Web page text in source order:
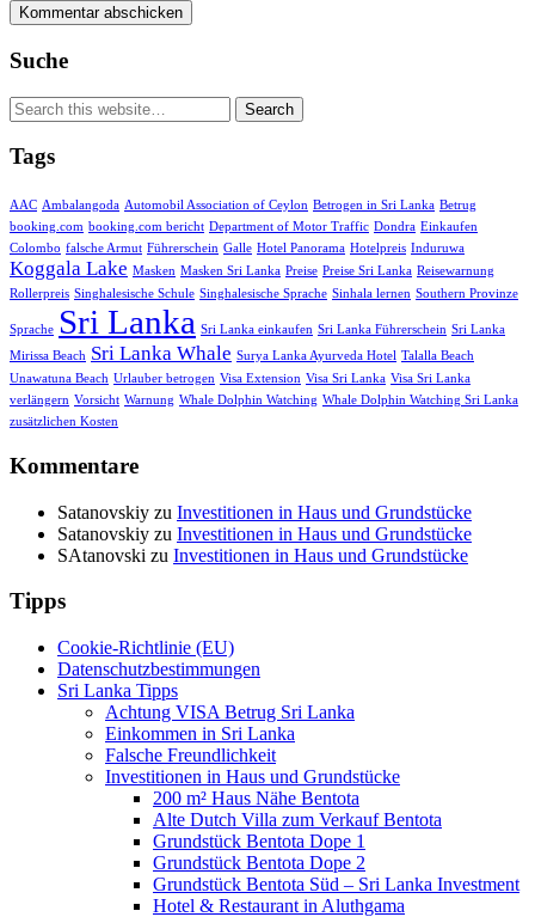
Suche
Tags
AAC Ambalangoda Automobil Association of Ceylon Betrogen in Sri Lanka Betrug
booking.com booking.com bericht Department of Motor Traffic Dondra Einkaufen
Colombo falsche Armut Führerschein Galle Hotel Panorama Hotelpreis Induruwa
Koggala Lake Masken Masken Sri Lanka Preise Preise Sri Lanka Reisewarnung
Rollerpreis Singhalesische Schule Singhalesische Sprache Sinhala lernen Southern Provinze
Sprache Sri Lanka Sri Lanka einkaufen Sri Lanka Führerschein Sri Lanka
Mirissa Beach Sri Lanka Whale Surya Lanka Ayurveda Hotel Talalla Beach
Unawatuna Beach Urlauber betrogen Visa Extension Visa Sri Lanka Visa Sri Lanka
verlängern Vorsicht Warnung Whale Dolphin Watching Whale Dolphin Watching Sri Lanka
zusätzlichen Kosten
Kommentare
Satanovskiy zu Investitionen in Haus und Grundstücke
Satanovskiy zu Investitionen in Haus und Grundstücke
SAtanovski zu Investitionen in Haus und Grundstücke
Tipps
Cookie-Richtlinie (EU)
Datenschutzbestimmungen
Sri Lanka Tipps
Achtung VISA Betrug Sri Lanka
Einkommen in Sri Lanka
Falsche Freundlichkeit
Investitionen in Haus und Grundstücke
200 m² Haus Nähe Bentota
Alte Dutch Villa zum Verkauf Bentota
Grundstück Bentota Dope 1
Grundstück Bentota Dope 2
Grundstück Bentota Süd – Sri Lanka Investment
Hotel & Restaurant in Aluthgama